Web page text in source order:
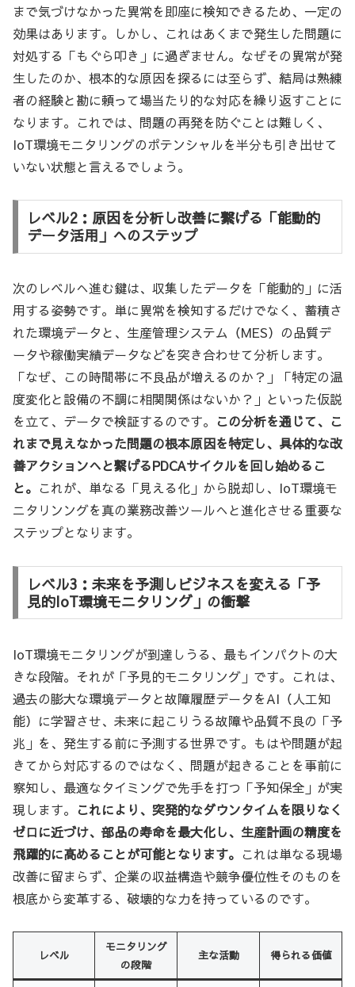
まで気づけなかった異常を即座に検知できるため、一定の
効果はあります。しかし、これはあくまで発生した問題に
対処する「もぐら叩き」に過ぎません。なぜその異常が発
生したのか、根本的な原因を探るには至らず、結局は熟練
者の経験と勘に頼って場当たり的な対応を繰り返すことに
なります。これでは、問題の再発を防ぐことは難しく、
IoT環境モニタリングのポテンシャルを半分も引き出せて
いない状態と言えるでしょう。
レベル2：原因を分析し改善に繋げる「能動的
データ活用」へのステップ
次のレベルへ進む鍵は、収集したデータを「能動的」に活
用する姿勢です。単に異常を検知するだけでなく、蓄積さ
れた環境データと、生産管理システム（MES）の品質デ
ータや稼働実績データなどを突き合わせて分析します。
「なぜ、この時間帯に不良品が増えるのか？」「特定の温
度変化と設備の不調に相関関係はないか？」といった仮説
を立て、データで検証するのです。 この分析を通じて、こ
れまで見えなかった問題の根本原因を特定し、具体的な改
善アクションへと繋げるPDCAサイクルを回し始めるこ
と。 これが、単なる「見える化」から脱却し、IoT環境モ
ニタリンングを真の業務改善ツールへと進化させる重要な
ステップとなります。
レベル3：未来を予測しビジネスを変える「予
見的IoT環境モニタリング」の衝撃
IoT環境モニタリングが到達しうる、最もインパクトの大
きな段階。それが「予見的モニタリング」です。これは、
過去の膨大な環境データと故障履歴データをAI（人工知
能）に学習させ、未来に起こりうる故障や品質不良の「予
兆」を、発生する前に予測する世界です。もはや問題が起
きてから対応するのではなく、問題が起きることを事前に
察知し、最適なタイミングで先手を打つ「予知保全」が実
現します。 これにより、突発的なダウンタイムを限りなく
ゼロに近づけ、部品の寿命を最大化し、生産計画の精度を
飛躍的に高めることが可能となります。 これは単なる現場
改善に留まらず、企業の収益構造や競争優位性そのものを
根底から変革する、破壊的な力を持っているのです。
レベル
モニタリング
の段階
主な活動 得られる価値